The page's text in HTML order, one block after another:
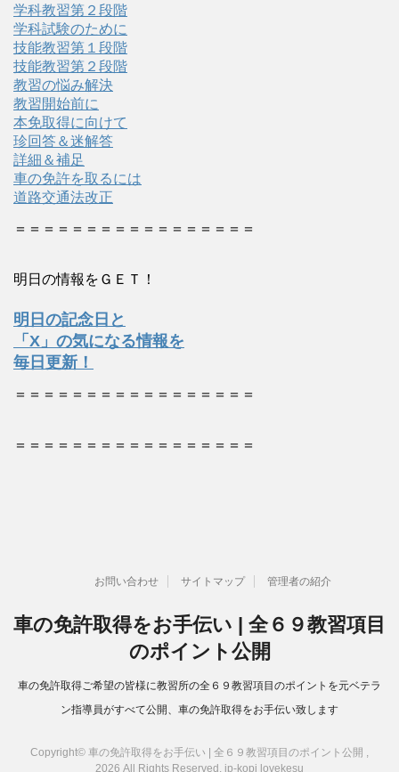
学科教習第２段階
学科試験のために
技能教習第１段階
技能教習第２段階
教習の悩み解決
教習開始前に
本免取得に向けて
珍回答＆迷解答
詳細＆補足
車の免許を取るには
道路交通法改正
＝＝＝＝＝＝＝＝＝＝＝＝＝＝＝＝＝
明日の情報をＧＥＴ！
明日の記念日と
「X」の気になる情報を
毎日更新！
＝＝＝＝＝＝＝＝＝＝＝＝＝＝＝＝＝
＝＝＝＝＝＝＝＝＝＝＝＝＝＝＝＝＝
お問い合わせ サイトマップ 管理者の紹介
車の免許取得をお手伝い | 全６９教習項目
のポイント公開
車の免許取得ご希望の皆様に教習所の全６９教習項目のポイントを元ベテラ
ン指導員がすべて公開、車の免許取得をお手伝い致します
Copyright© 車の免許取得をお手伝い | 全６９教習項目のポイント公開 ,
2026 All Rights Reserved. jp-kopi lovekesu